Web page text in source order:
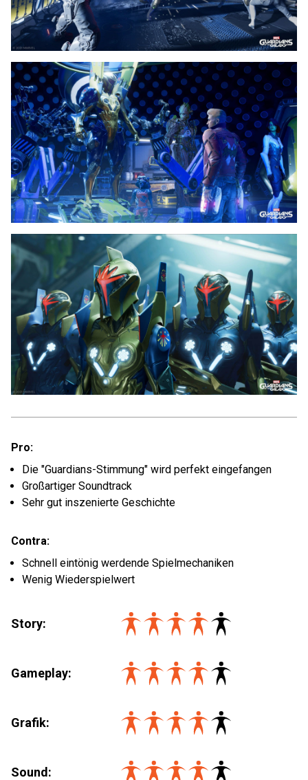
Pro:
Die "Guardians-Stimmung" wird perfekt eingefangen
Großartiger Soundtrack
Sehr gut inszenierte Geschichte
Contra:
Schnell eintönig werdende Spielmechaniken
Wenig Wiederspielwert
Story:
Gameplay:
Grafik:
Sound: